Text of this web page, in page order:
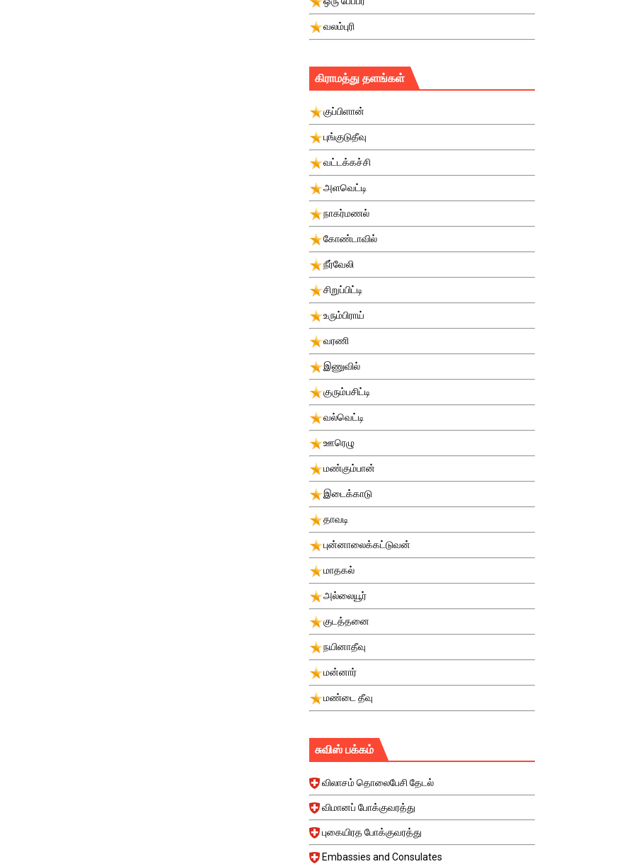
வலம்புரி
கிராமத்து தளங்கள்
குப்பிளான்
புங்குடுதீவு
வட்டக்கச்சி
அளவெட்டி
நாகர்மணல்
கோண்டாவில்
நீர்வேலி
சிறுப்பிட்டி
உரும்பிராய்
வரணி
இணுவில்
குரும்பசிட்டி
வல்வெட்டி
ஊரெழு
மண்கும்பான்
இடைக்காடு
தாவடி
புன்னாலைக்கட்டுவன்
மாதகல்
அல்லையூர்
குடத்தனை
நயினாதீவு
மன்னார்
மண்டை தீவு
சுவிஸ் பக்கம்
விலாசம் தொலைபேசி தேடல்
விமானப் போக்குவரத்து
புகையிரத போக்குவரத்து
Embassies and Consulates